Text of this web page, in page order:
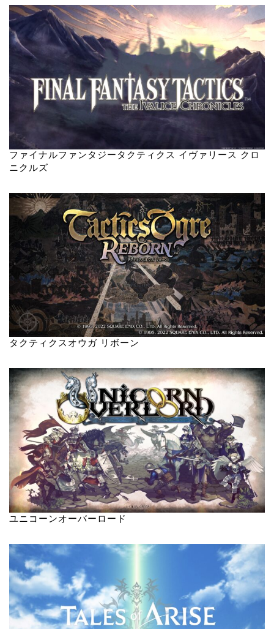
ファイナルファンタジータクティクス イヴァリース クロ
ニクルズ
タクティクスオウガ リボーン
ユニコーンオーバーロード